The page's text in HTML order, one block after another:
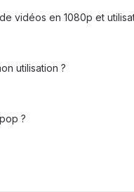
vidéos en 1080p et
utilisation ?
?